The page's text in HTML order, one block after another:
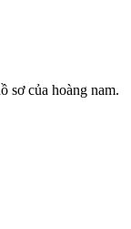
sơ của hoàng nam.